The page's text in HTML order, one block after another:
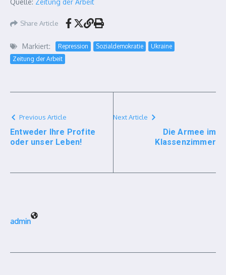
Quelle: Zeitung der Arbeit
Share Article
Markiert: Repression Sozialdemokratie
Ukraine
Zeitung der Arbeit
Previous Article
Entweder Ihre Profite
oder unser Leben!
Next Article
Die Armee im
Klassenzimmer
admin